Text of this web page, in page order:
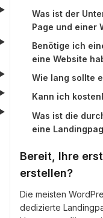
Was ist der
Page und einer
Benötige ich
eine Website
Wie lang sollte
Kann ich
Was ist die
eine
Bereit, Ihre
erstellen?
Die meisten
dedizierte